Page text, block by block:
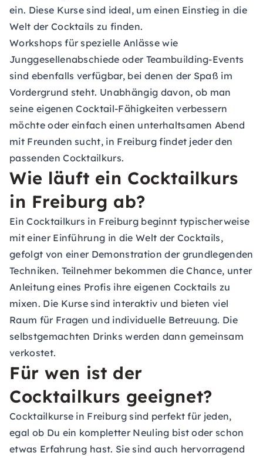
ein. Diese Kurse sind ideal, um einen Einstieg in die
Welt der Cocktails zu finden.
Workshops für spezielle Anlässe wie
Junggesellenabschiede oder Teambuilding-Events
sind ebenfalls verfügbar, bei denen der Spaß im
Vordergrund steht. Unabhängig davon, ob man
seine eigenen Cocktail-Fähigkeiten verbessern
möchte oder einfach einen unterhaltsamen Abend
mit Freunden sucht, in Freiburg findet jeder den
passenden Cocktailkurs.
Wie läuft ein Cocktailkurs
in Freiburg ab?
Ein Cocktailkurs in Freiburg beginnt typischerweise
mit einer Einführung in die Welt der Cocktails,
gefolgt von einer Demonstration der grundlegenden
Techniken. Teilnehmer bekommen die Chance, unter
Anleitung eines Profis ihre eigenen Cocktails zu
mixen. Die Kurse sind interaktiv und bieten viel
Raum für Fragen und individuelle Betreuung. Die
selbstgemachten Drinks werden dann gemeinsam
verkostet.
Für wen ist der
Cocktailkurs geeignet?
Cocktailkurse in Freiburg sind perfekt für jeden,
egal ob Du ein kompletter Neuling bist oder schon
etwas Erfahrung hast. Sie sind auch hervorragend